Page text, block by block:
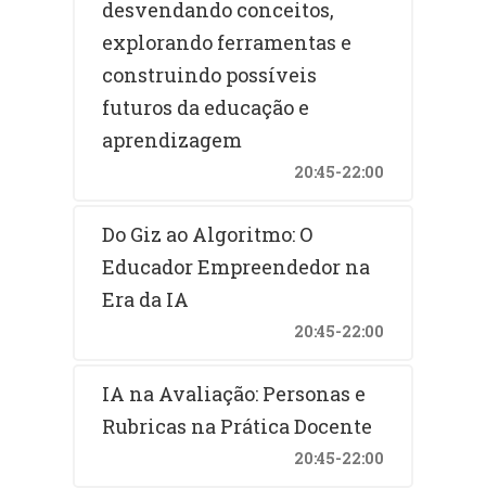
desvendando conceitos,
explorando ferramentas e
construindo possíveis
futuros da educação e
aprendizagem
20:45-22:00
Do Giz ao Algoritmo: O
Educador Empreendedor na
Era da IA
20:45-22:00
IA na Avaliação: Personas e
Rubricas na Prática Docente
20:45-22:00